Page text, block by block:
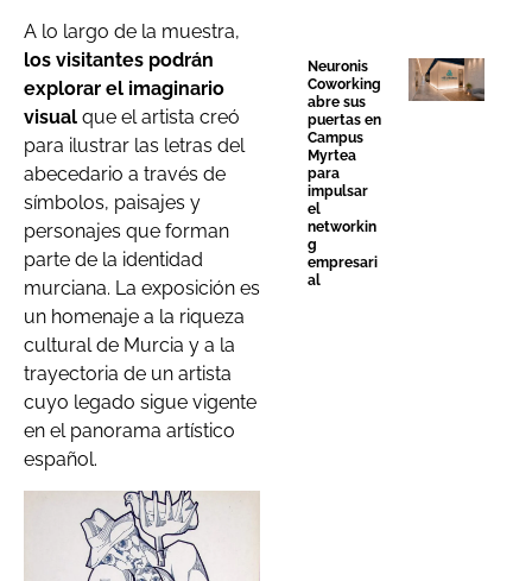
A lo largo de la muestra,
los visitantes podrán
explorar el imaginario
visual que el artista creó
para ilustrar las letras del
abecedario a través de
símbolos, paisajes y
personajes que forman
parte de la identidad
murciana. La exposición es
un homenaje a la riqueza
cultural de Murcia y a la
trayectoria de un artista
cuyo legado sigue vigente
en el panorama artístico
español.
Neuronis
Coworking
abre sus
puertas en
Campus
Myrtea
para
impulsar
el
networkin
g
empresari
al